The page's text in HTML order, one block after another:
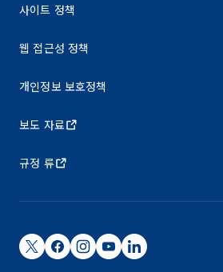
사이트 정책
웹 접근성 정책
개인정보 보호정책
보도 자료
규정 류